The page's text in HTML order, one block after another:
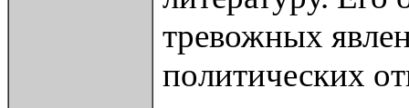
тревожных
политических